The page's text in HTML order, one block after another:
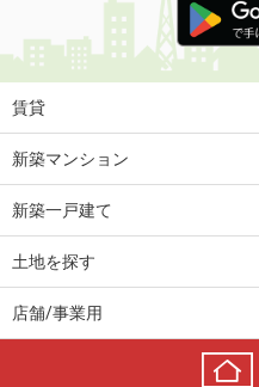
賃貸
新築マンション
新築一戸建て
土地を探す
店舗/事業用